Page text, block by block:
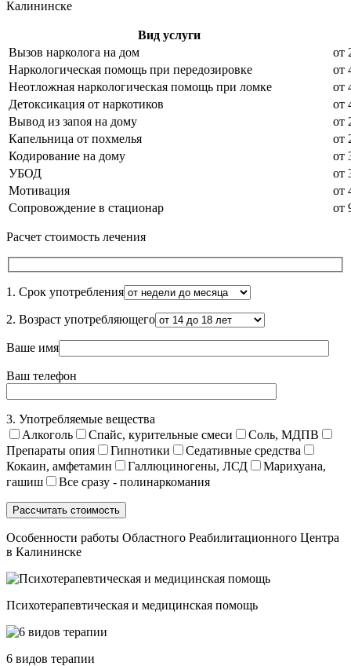
Калининске
Вид услуги
Вызов нарколога на дом
от
Наркологическая помощь при передозировке
от
Неотложная наркологическая помощь при ломке
от
Детоксикация от наркотиков
от
Вывод из запоя на дому
от
Капельница от похмелья
от
Кодирование на дому
от
УБОД
от
Мотивация
от
Сопровождение в стационар
от
Расчет стоимость лечения
1. Срок употребления
2. Возраст употребляющего
Ваше имя
Ваш телефон
3. Употребляемые вещества
Алкоголь
Спайс, курительные смеси
Соль, МДПВ
Препараты опия
Гипнотики
Седативные средства
Кокаин, амфетамин
Галлюциногены, ЛСД
Марихуана,
гашиш
Все сразу - полинаркомания
Особенности работы Областного Реабилитационного Центра
в Калининске
Психотерапевтическая и медицинская помощь
6 видов терапии